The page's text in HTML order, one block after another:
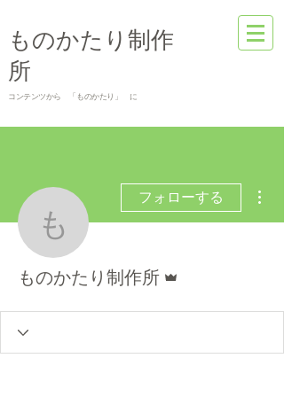
​ものかたり制作
所
コンテンツから 「ものかたり」 に
ものかたり制作
フォローする
ものかたり制作所